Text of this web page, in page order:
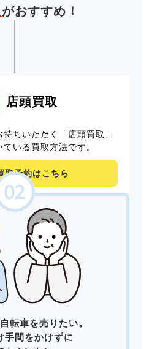
がおすすめ！
店頭買取
ちいただく「店頭買取」
いる買取方法です。
取予約はこちら
転車を売りたい。
手間をかけずに